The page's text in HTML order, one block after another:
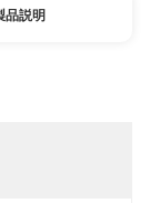
品説明